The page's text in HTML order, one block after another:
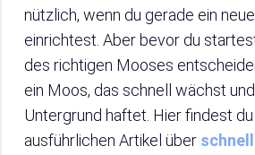
nützlich, wenn du gerade ein
einrichtest. Aber bevor du
des richtigen Mooses
ein Moos, das schnell wächst
Untergrund haftet. Hier findest du
ausführlichen Artikel über